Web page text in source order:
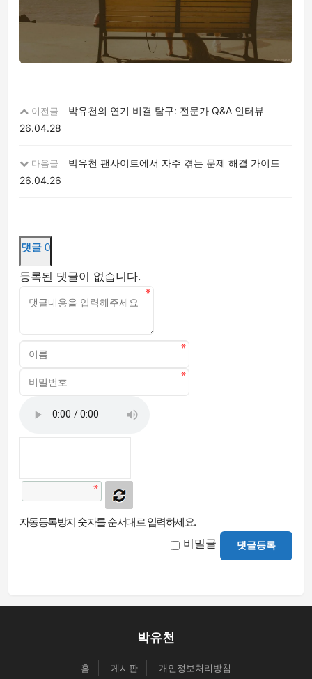
이전글
박유천의 연기 비결 탐구: 전문가 Q&A 인터뷰
26.04.28
다음글
박유천 팬사이트에서 자주 겪는 문제 해결 가이드
26.04.26
댓글 0
등록된 댓글이 없습니다.
자동등록방지 숫자를 순서대로 입력하세요.
비밀글 댓글등록
박유천
홈 게시판 개인정보처리방침